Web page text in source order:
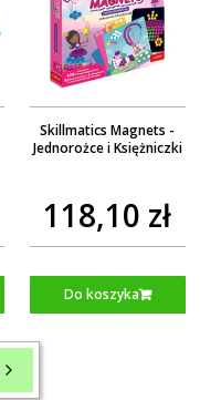
Skillmatics Magnets -
Jednorożce i Księżniczki
118,10 zł
Do koszyka